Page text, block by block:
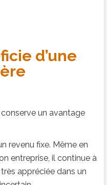
d’une
un avantage
revenu fixe. Même en
entreprise, il continue à
appréciée dans un